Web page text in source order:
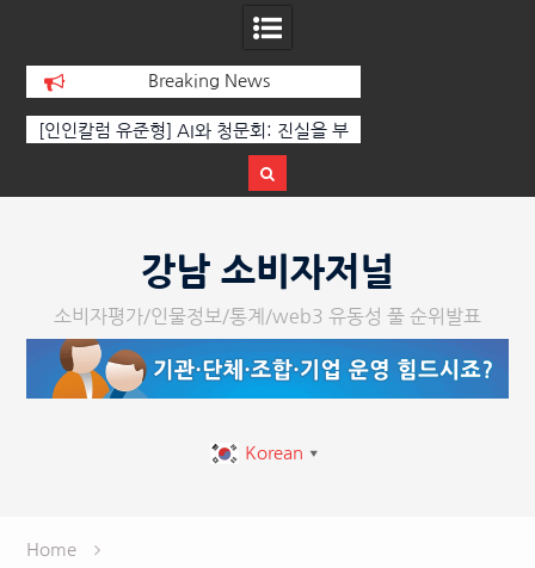
Breaking News
‘K-AI 아트 거장’ 장인보 감독, Ai 기술에
페스티벌’ 성황리에 막 내려
강남 소비자저널
소비자평가/인물정보/통계/web3 유동성 풀 순위발표
Korean ▼
Home